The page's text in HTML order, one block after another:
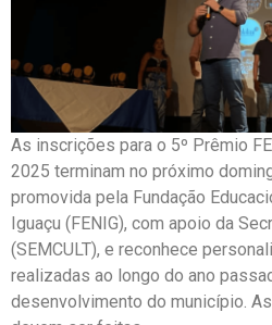
As inscrições para o 5º Prêmio
2025 terminam no próximo
promovida pela Fundação
Iguaçu (FENIG), com apoio da
(SEMCULT), e reconhece
realizadas ao longo do ano
desenvolvimento do município.